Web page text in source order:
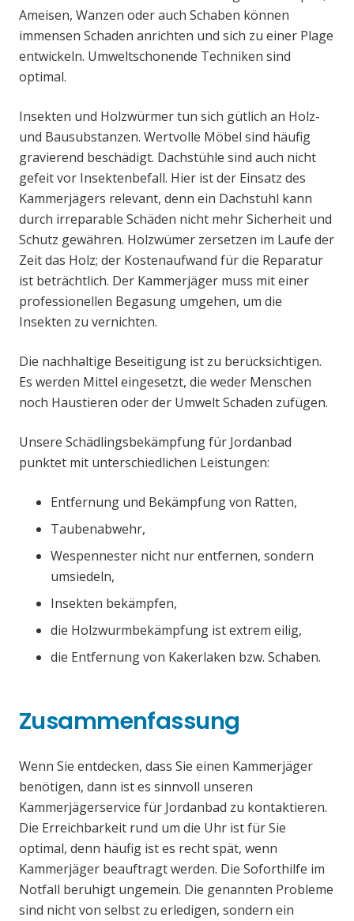
Ameisen, Wanzen oder auch Schaben können
immensen Schaden anrichten und sich zu einer Plage
entwickeln. Umweltschonende Techniken sind
optimal.
Insekten und Holzwürmer tun sich gütlich an Holz-
und Bausubstanzen. Wertvolle Möbel sind häufig
gravierend beschädigt. Dachstühle sind auch nicht
gefeit vor Insektenbefall. Hier ist der Einsatz des
Kammerjägers relevant, denn ein Dachstuhl kann
durch irreparable Schäden nicht mehr Sicherheit und
Schutz gewähren. Holzwümer zersetzen im Laufe der
Zeit das Holz; der Kostenaufwand für die Reparatur
ist beträchtlich. Der Kammerjäger muss mit einer
professionellen Begasung umgehen, um die
Insekten zu vernichten.
Die nachhaltige Beseitigung ist zu berücksichtigen.
Es werden Mittel eingesetzt, die weder Menschen
noch Haustieren oder der Umwelt Schaden zufügen.
Unsere Schädlingsbekämpfung für Jordanbad
punktet mit unterschiedlichen Leistungen:
Entfernung und Bekämpfung von Ratten,
Taubenabwehr,
Wespennester nicht nur entfernen, sondern
umsiedeln,
Insekten bekämpfen,
die Holzwurmbekämpfung ist extrem eilig,
die Entfernung von Kakerlaken bzw. Schaben.
Zusammenfassung
Wenn Sie entdecken, dass Sie einen Kammerjäger
benötigen, dann ist es sinnvoll unseren
Kammerjägerservice für Jordanbad zu kontaktieren.
Die Erreichbarkeit rund um die Uhr ist für Sie
optimal, denn häufig ist es recht spät, wenn
Kammerjäger beauftragt werden. Die Soforthilfe im
Notfall beruhigt ungemein. Die genannten Probleme
sind nicht von selbst zu erledigen, sondern ein